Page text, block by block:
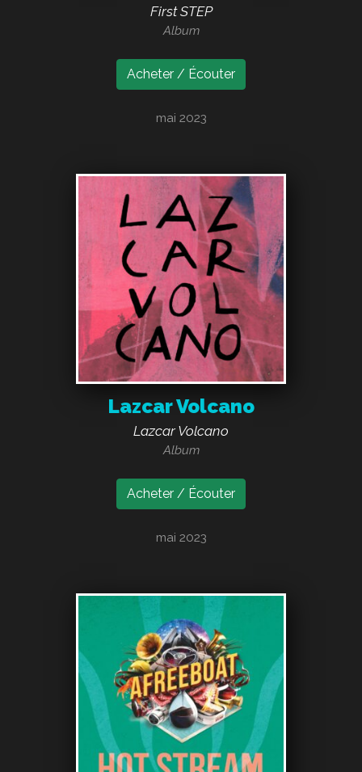
First STEP
Album
Acheter / Écouter
mai 2023
Lazcar Volcano
Lazcar Volcano
Album
Acheter / Écouter
mai 2023